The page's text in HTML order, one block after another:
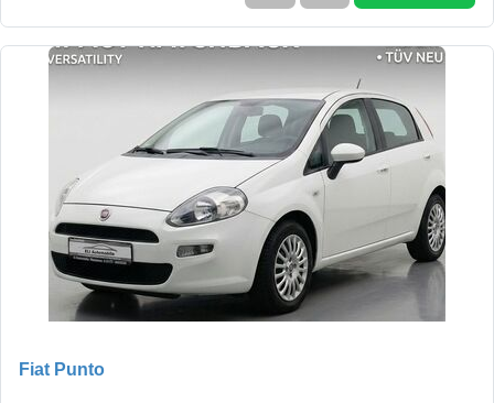
Fiat Punto